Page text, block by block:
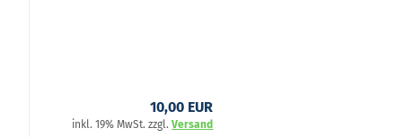
10,00 EUR
inkl. 19% MwSt. zzgl.Versand